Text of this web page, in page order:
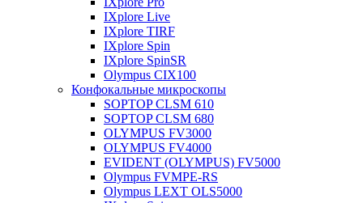
IXplore Live
IXplore TIRF
IXplore Spin
IXplore SpinSR
Olympus CIX100
Конфокальные микроскопы
SOPTOP CLSM 610
SOPTOP CLSM 680
OLYMPUS FV3000
OLYMPUS FV4000
EVIDENT (OLYMPUS) FV5000
Olympus FVMPE-RS
Olympus LEXT OLS5000